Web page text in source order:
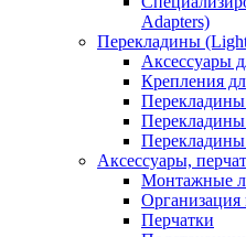
Adapters)
Перекладины
Аксессуары
Крепления
Аксессуары,
Монтажные
Организация
Перчатки